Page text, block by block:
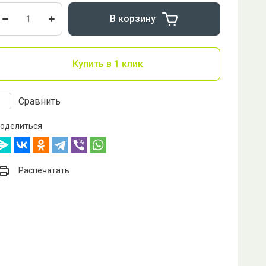
В корзину
Купить в 1 клик
Сравнить
Распечатать